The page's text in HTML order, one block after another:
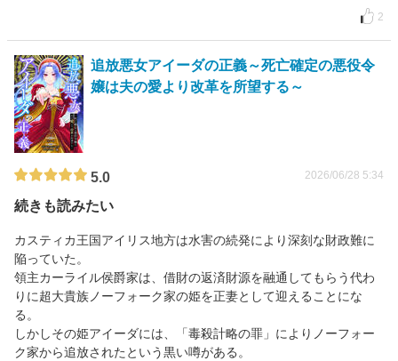
2
追放悪女アイーダの正義～死亡確定の悪役令
嬢は夫の愛より改革を所望する～
5.0 2026/06/28 5:34
続きも読みたい
カスティカ王国アイリス地方は水害の続発により深刻な財政難に
陥っていた。
領主カーライル侯爵家は、借財の返済財源を融通してもらう代わ
りに超大貴族ノーフォーク家の姫を正妻として迎えることにな
る。
しかしその姫アイーダには、「毒殺計略の罪」によりノーフォー
ク家から追放されたという黒い噂がある。